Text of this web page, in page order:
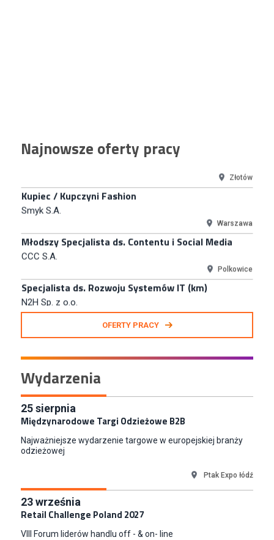
Najnowsze oferty pracy
TERG S.A.
Smyk S.A.
Młodszy Specjalista ds. Contentu i Social Media
CCC S.A.
N2H Sp. z o.o.
Zastępca Kierownika Salonu CH Riviera (m/k)
Specjalista/tka ds. Utrzymania Ruchu
W.Kruk
Key Account Manager Meble
Empik
Młodszy Specjalista ds. Sprzedaży B2B (K/M/N)
Warszawa
Key Account Manager
Puccini
OFERTY PRACY
Wydarzenia
25sierpnia
Międzynarodowe Targi Odzieżowe B2B
Najważniejsze wydarzenie targowe w europejskiej branży
odzieżowej
Ptak Expo łódź
23września
Retail Challenge Poland 2027
VIII Forum liderów handlu off - & on- line